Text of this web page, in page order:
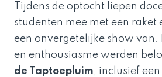
Tijdens de optocht liepen
studenten mee met een raket
een onvergetelijke show van.
en enthousiasme werden
de Taptoepluim, inclusief